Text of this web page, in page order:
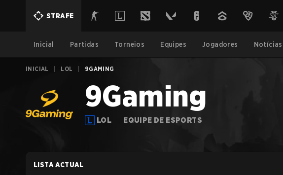
STRAFE
Inicial Partidas Torneios Equipes Jogadores Notícias
INICIAL LOL 9GAMING
9Gaming
LOL EQUIPE DE ESPORTS
LISTA ACTUAL